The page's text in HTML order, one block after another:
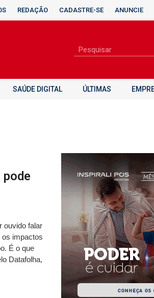
REDAÇÃO CADASTRE-SE ANUNCIE
SAÚDE DIGITAL ÚLTIMAS
pode
ouvido falar
os impactos
É o que
Datafolha,